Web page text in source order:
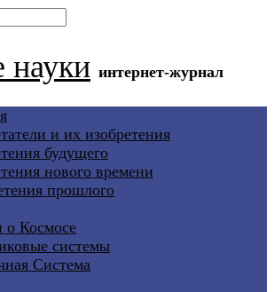
науки интернет-журнал
и их изобретения
будущего
нового времени
прошлого
о Космосе
системы
Система